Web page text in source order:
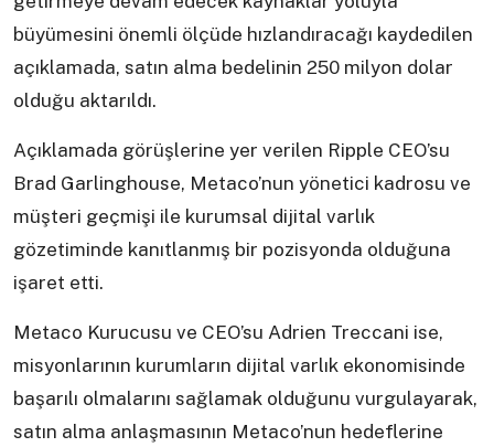
büyümesini önemli ölçüde hızlandıracağı kaydedilen
açıklamada, satın alma bedelinin 250 milyon dolar
olduğu aktarıldı.
Açıklamada görüşlerine yer verilen Ripple CEO’su
Brad Garlinghouse, Metaco’nun yönetici kadrosu ve
müşteri geçmişi ile kurumsal dijital varlık
gözetiminde kanıtlanmış bir pozisyonda olduğuna
işaret etti.
Metaco Kurucusu ve CEO’su Adrien Treccani ise,
misyonlarının kurumların dijital varlık ekonomisinde
başarılı olmalarını sağlamak olduğunu vurgulayarak,
satın alma anlaşmasının Metaco’nun hedeflerine